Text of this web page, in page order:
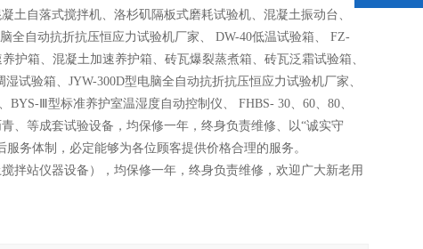
土自落式搅拌机、洛杉矶隔板式磨耗试验机、混凝土振动台、
全自动抗折抗压恒应力试验机厂家、 DW-40低温试验箱、 FZ-
护箱、混凝土加速养护箱、砖瓦爆裂蒸煮箱、砖瓦泛霜试验箱、
试验箱、JYW-300D型电脑全自动抗折抗压恒应力试验机厂家、
Ⅲ型标准养护室温湿度自动控制仪、 FHBS- 30、60、80、
、等成套试验设备，均保修一年，终身负责维修、以“诚实守
务体制，必定能够为各位顾客提供价格合理的服务。
拌站仪器设备），均保修一年，终身负责维修，欢迎广大新老用